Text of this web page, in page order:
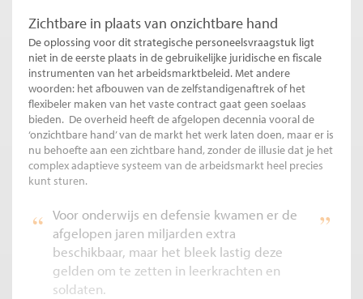
Zichtbare in plaats van onzichtbare hand
De oplossing voor dit strategische personeelsvraagstuk ligt
niet in de eerste plaats in de gebruikelijke juridische en fiscale
instrumenten van het arbeidsmarktbeleid. Met andere
woorden: het afbouwen van de zelfstandigenaftrek of het
flexibeler maken van het vaste contract gaat geen soelaas
bieden. De overheid heeft de afgelopen decennia vooral de
‘onzichtbare hand’ van de markt het werk laten doen, maar er is
nu behoefte aan een zichtbare hand, zonder de illusie dat je het
complex adaptieve systeem van de arbeidsmarkt heel precies
kunt sturen.
Voor onderwijs en defensie kwamen er de
afgelopen jaren miljarden extra
beschikbaar, maar het bleek lastig deze
gelden om te zetten in leerkrachten en
soldaten.